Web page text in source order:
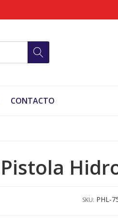
CONTACTO
Pistola
SKU: PHL-